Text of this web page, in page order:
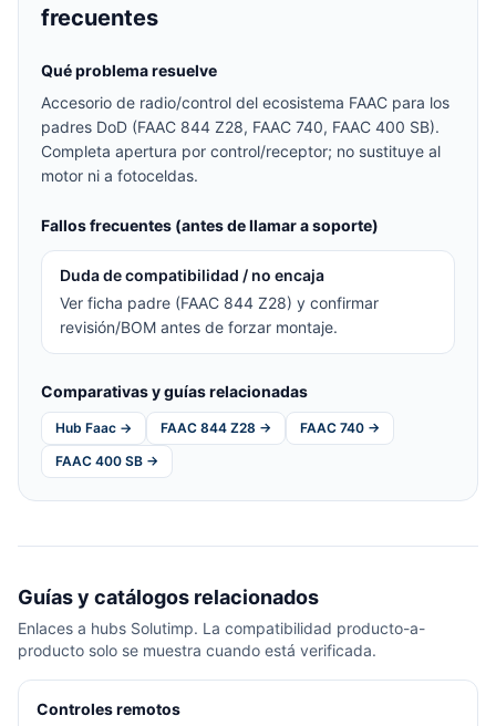
frecuentes
Qué problema resuelve
Accesorio de radio/control del ecosistema FAAC para los
padres DoD (FAAC 844 Z28, FAAC 740, FAAC 400 SB).
Completa apertura por control/receptor; no sustituye al
motor ni a fotoceldas.
Fallos frecuentes (antes de llamar a soporte)
Duda de compatibilidad / no encaja
Ver ficha padre (FAAC 844 Z28) y confirmar
revisión/BOM antes de forzar montaje.
Comparativas y guías relacionadas
Hub Faac → FAAC 844 Z28 →
FAAC 740 →
FAAC 400 SB →
Guías y catálogos relacionados
Enlaces a hubs Solutimp. La compatibilidad producto-a-
producto solo se muestra cuando está verificada.
Controles remotos